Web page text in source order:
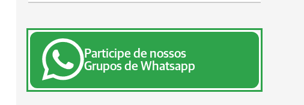
Participe de nossos
Grupos de Whatsapp